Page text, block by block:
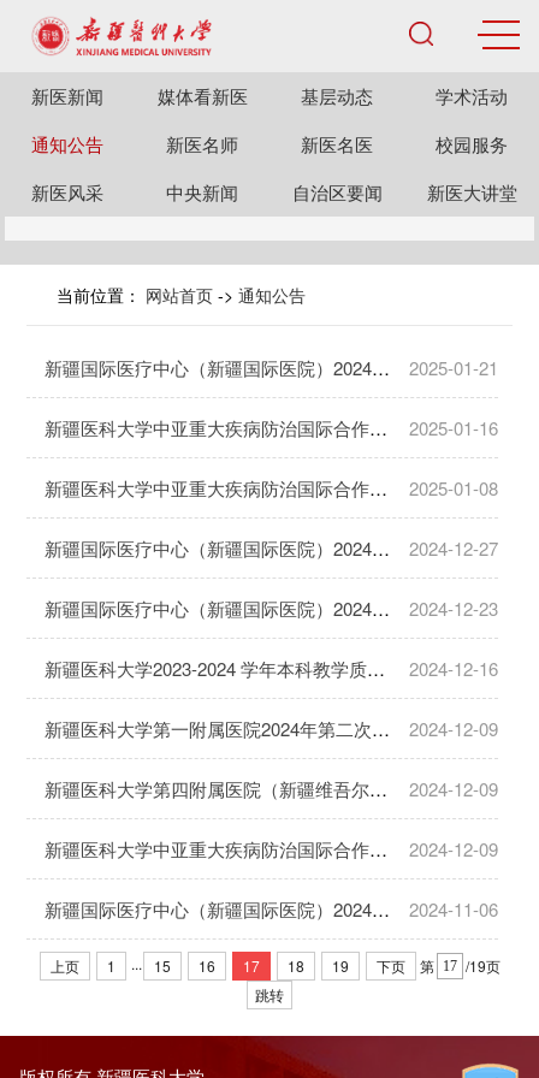
新医新闻 媒体看新医 基层动态
学术活动
通知公告
新医名师 新医名医
校园服务
新医风采
中央新闻 自治区要闻 新医大讲堂
当前位置： 网站首页 ->通知公告
2025-01-21
新疆国际医疗中心（新疆国际医院）2024年第二次面向社会公开招聘编制外事业单位工作人员总成绩公示及体检通知
2025-01-16
新疆医科大学中亚重大疾病防治国际合作联合实验室2024年面向社会公开招聘面试通过人员名单及试工安排
2025-01-08
新疆医科大学中亚重大疾病防治国际合作联合实验室2024年面向社会公开招聘资格复审通过人员名单及面试安排的公告
2024-12-27
新疆国际医疗中心（新疆国际医院）2024年第二次面向社会公开招聘事业单位编制外工作人员面试成绩及试工安排的公告
2024-12-23
新疆国际医疗中心（新疆国际医院）2024年第二次面向社会公开招聘事业单位编制外工作人员面试安排的公告
2024-12-16
新疆医科大学2023-2024 学年本科教学质量报告
2024-12-09
新疆医科大学第一附属医院2024年第二次高层次人才引进公告
2024-12-09
新疆医科大学第四附属医院（新疆维吾尔自治区中医医院）2024年高层次人才引进公告
2024-12-09
新疆医科大学中亚重大疾病防治国际合作联合实验室2024年面向社会公开招聘编制外工作人员公告
2024-11-06
新疆国际医疗中心（新疆国际医院）2024年第二次面向社会公开招聘事业单位编制外工作人员考试制岗位笔试成绩公示与面试通知
上页 1 ... 15 16 17 18 19 下页 第
/19页
跳转